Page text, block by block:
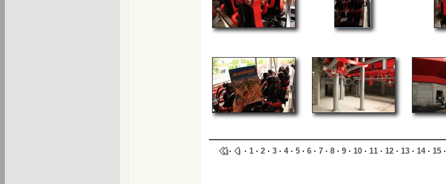
· · 1· 2· 3· 4· 5· 6· 7· 8· 9· 10· 11· 12· 13· 14· 15·